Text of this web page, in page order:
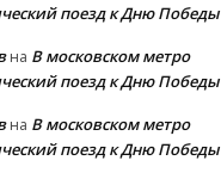
поезд к Дню Победы
на В московском метро
поезд к Дню Победы
на В московском метро
поезд к Дню Победы